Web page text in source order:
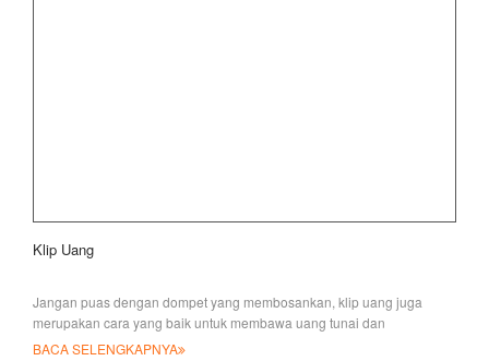
Klip Uang
Jangan puas dengan dompet yang membosankan, klip uang juga
merupakan cara yang baik untuk membawa uang tunai dan
menampung semua uang tunai/kartu yang mungkin Anda butuhkan
BACA SELENGKAPNYA